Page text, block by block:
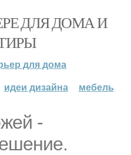
ДЛЯ ДОМА И
для дома
идеи дизайна мебель
-